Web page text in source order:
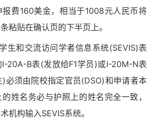
报费160美金，相当于1008元人民币将
粘贴在确认页的下半页上。
生和交流访问学者信息系统(SEVIS)表
20A-B表(发放给F1学员)或I-20M-N表
必须由院校指定官员(DSO)和申请者本
姓名务必与护照上的姓名完全一致，
机构输入SEVIS系统。